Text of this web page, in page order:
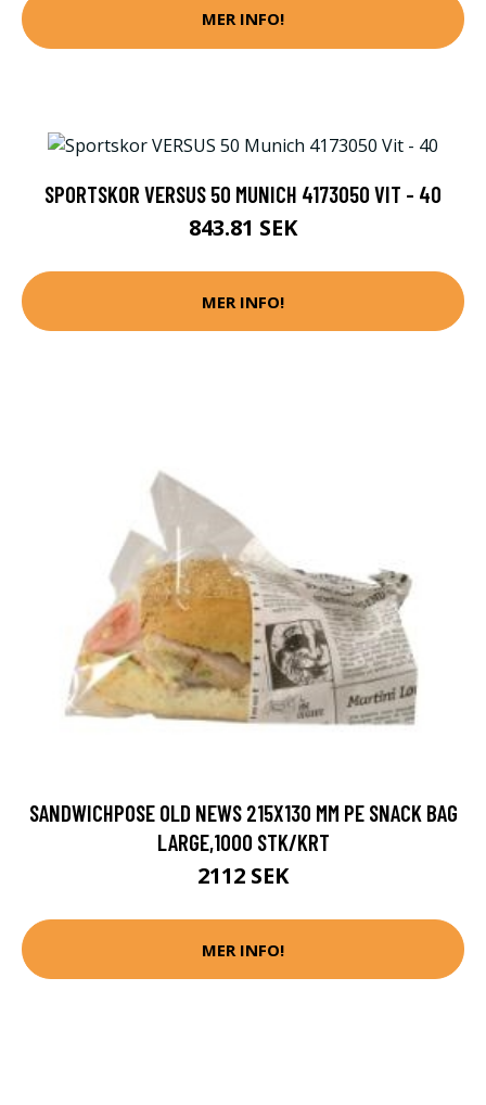
MER INFO!
SPORTSKOR VERSUS 50 MUNICH 4173050 VIT - 40
843.81 SEK
MER INFO!
SANDWICHPOSE OLD NEWS 215X130 MM PE SNACK BAG
LARGE,1000 STK/KRT
2112 SEK
MER INFO!